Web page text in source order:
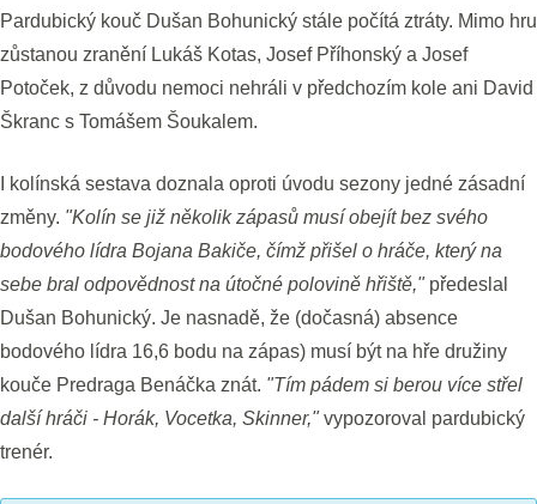
Pardubický kouč Dušan Bohunický stále počítá ztráty. Mimo hru
zůstanou zranění Lukáš Kotas, Josef Příhonský a Josef
Potoček, z důvodu nemoci nehráli v předchozím kole ani David
Škranc s Tomášem Šoukalem.
I kolínská sestava doznala oproti úvodu sezony jedné zásadní
změny. "Kolín se již několik zápasů musí obejít bez svého
bodového lídra Bojana Bakiče, čímž přišel o hráče, který na
sebe bral odpovědnost na útočné polovině hřiště,"předeslal
Dušan Bohunický. Je nasnadě, že (dočasná) absence
bodového lídra 16,6 bodu na zápas) musí být na hře družiny
kouče Predraga Benáčka znát. "Tím pádem si berou více střel
další hráči - Horák, Vocetka, Skinner,"vypozoroval pardubický
trenér.